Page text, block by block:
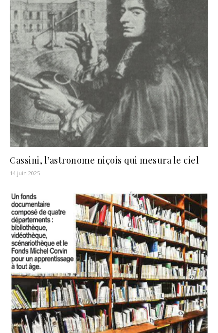
Cassini, l’astronome niçois qui mesura le ciel
14 juin 2025